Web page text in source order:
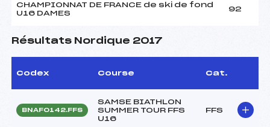
CHAMPIONNAT DE FRANCE de ski de fond
U16 DAMES
92
Résultats Nordique 2017
Codex Course Cat.
BNAF0142.FFS
SAMSE BIATHLON
SUMMER TOUR FFS
U16
FFS